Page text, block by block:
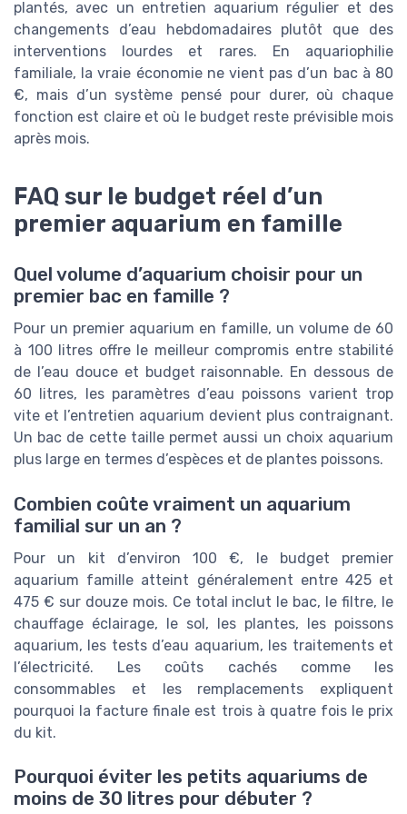
plantés, avec un entretien aquarium régulier et des
changements d’eau hebdomadaires plutôt que des
interventions lourdes et rares. En aquariophilie
familiale, la vraie économie ne vient pas d’un bac à 80
€, mais d’un système pensé pour durer, où chaque
fonction est claire et où le budget reste prévisible mois
après mois.
FAQ sur le budget réel d’un
premier aquarium en famille
Quel volume d’aquarium choisir pour un
premier bac en famille ?
Pour un premier aquarium en famille, un volume de 60
à 100 litres offre le meilleur compromis entre stabilité
de l’eau douce et budget raisonnable. En dessous de
60 litres, les paramètres d’eau poissons varient trop
vite et l’entretien aquarium devient plus contraignant.
Un bac de cette taille permet aussi un choix aquarium
plus large en termes d’espèces et de plantes poissons.
Combien coûte vraiment un aquarium
familial sur un an ?
Pour un kit d’environ 100 €, le budget premier
aquarium famille atteint généralement entre 425 et
475 € sur douze mois. Ce total inclut le bac, le filtre, le
chauffage éclairage, le sol, les plantes, les poissons
aquarium, les tests d’eau aquarium, les traitements et
l’électricité. Les coûts cachés comme les
consommables et les remplacements expliquent
pourquoi la facture finale est trois à quatre fois le prix
du kit.
Pourquoi éviter les petits aquariums de
moins de 30 litres pour débuter ?